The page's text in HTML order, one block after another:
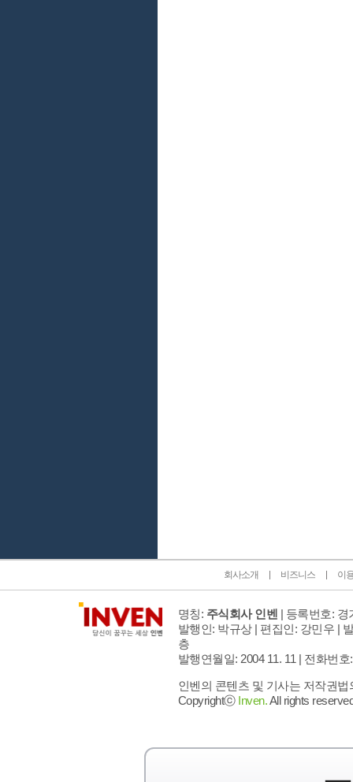
회사소개 비즈니스 이
명칭: 주식회사 인벤 | 등록번호: 경
발행인: 박규상 | 편집인: 강민우 |
층
발행연월일: 2004 11. 11 | 전화번호
인벤의 콘텐츠 및 기사는 저작권
Copyrightⓒ Inven.All rights